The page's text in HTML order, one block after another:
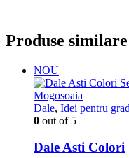
Produse similare
NOU
Dale, Idei pentru
0 out of 5
Dale Asti Colori